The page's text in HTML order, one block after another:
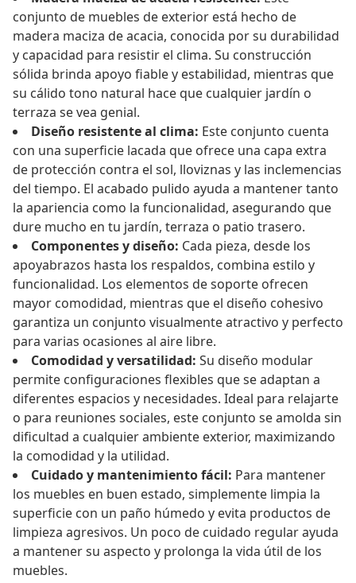
conjunto de muebles de exterior está hecho de
madera maciza de acacia, conocida por su durabilidad
y capacidad para resistir el clima. Su construcción
sólida brinda apoyo fiable y estabilidad, mientras que
su cálido tono natural hace que cualquier jardín o
terraza se vea genial.
Diseño resistente al clima: Este conjunto cuenta
con una superficie lacada que ofrece una capa extra
de protección contra el sol, lloviznas y las inclemencias
del tiempo. El acabado pulido ayuda a mantener tanto
la apariencia como la funcionalidad, asegurando que
dure mucho en tu jardín, terraza o patio trasero.
Componentes y diseño: Cada pieza, desde los
apoyabrazos hasta los respaldos, combina estilo y
funcionalidad. Los elementos de soporte ofrecen
mayor comodidad, mientras que el diseño cohesivo
garantiza un conjunto visualmente atractivo y perfecto
para varias ocasiones al aire libre.
Comodidad y versatilidad: Su diseño modular
permite configuraciones flexibles que se adaptan a
diferentes espacios y necesidades. Ideal para relajarte
o para reuniones sociales, este conjunto se amolda sin
dificultad a cualquier ambiente exterior, maximizando
la comodidad y la utilidad.
Cuidado y mantenimiento fácil: Para mantener
los muebles en buen estado, simplemente limpia la
superficie con un paño húmedo y evita productos de
limpieza agresivos. Un poco de cuidado regular ayuda
a mantener su aspecto y prolonga la vida útil de los
muebles.